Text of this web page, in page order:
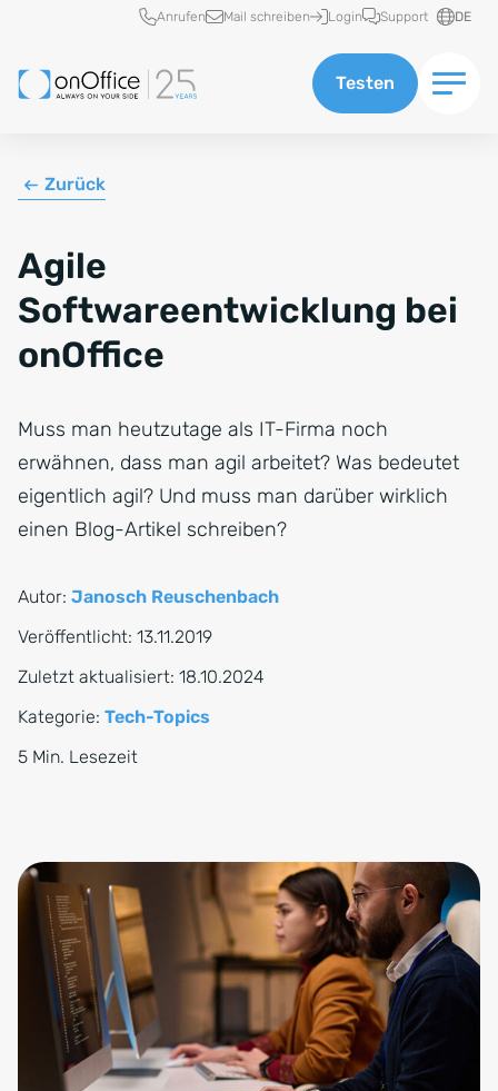
Schnellzugriff
Anrufen Mail schreiben Login Support DE
Testen
Zurück
Agile
Softwareentwicklung bei
onOffice
Muss man heutzutage als IT-Firma noch
erwähnen, dass man agil arbeitet? Was bedeutet
eigentlich agil? Und muss man darüber wirklich
einen Blog-Artikel schreiben?
Autor: Janosch Reuschenbach
Veröffentlicht: 13.11.2019
Zuletzt aktualisiert: 18.10.2024
Kategorie: Tech-Topics
5 Min. Lesezeit